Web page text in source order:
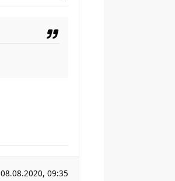
08.08.2020, 09:35